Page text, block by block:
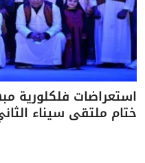
استعراضات فلكلورية
ختام ملتقى سيناء